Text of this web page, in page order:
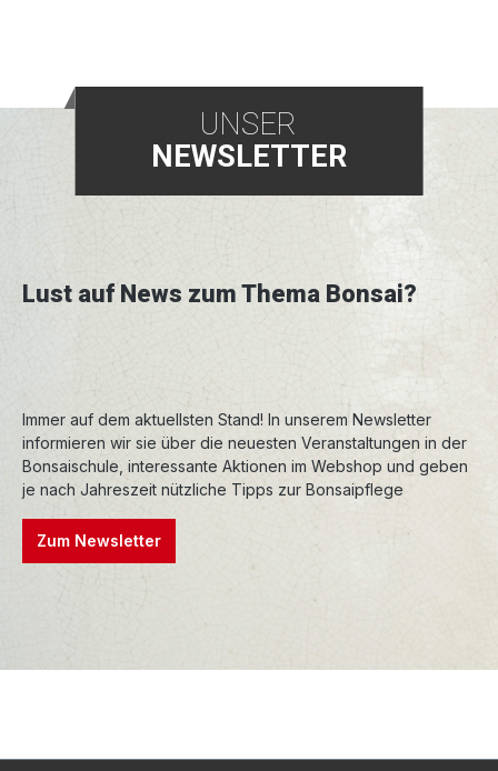
UNSER
NEWSLETTER
Lust auf News zum Thema Bonsai?
Immer auf dem aktuellsten Stand! In unserem Newsletter
informieren wir sie über die neuesten Veranstaltungen in der
Bonsaischule, interessante Aktionen im Webshop und geben
je nach Jahreszeit nützliche Tipps zur Bonsaipflege
Zum Newsletter